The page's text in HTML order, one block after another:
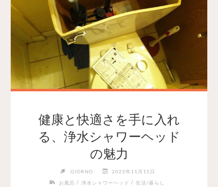
健康と快適さを手に入れ
る、浄水シャワーヘッド
の魅力
GIORNO
2023年11月15日
お風呂 / 浄水シャワーヘッド / 生活/暮らし